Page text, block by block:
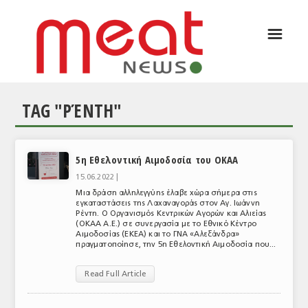
ΕΙΔΗΣΕΙΣ
ΘΕΜΑΤΑ
ΕΥΡΩΠΑΪΚΕΣ ΑΠΟΦΑΣΕΙΣ
☰
TAG "ΡΈΝΤΗ"
5η Εθελοντική Αιμοδοσία του ΟΚΑΑ
15.06.2022 |
Mια δράση αλληλεγγύης έλαβε χώρα σήμερα στις
εγκαταστάσεις της Λαχαναγοράς στον Αγ. Ιωάννη
Ρέντη. Ο Οργανισμός Κεντρικών Αγορών και Αλιείας
(ΟΚΑΑ Α.Ε.) σε συνεργασία με το Εθνικό Κέντρο
Αιμοδοσίας (ΕΚΕΑ) και το ΓΝΑ «Αλεξάνδρα»
πραγματοποίησε, την 5η Εθελοντική Αιμοδοσία που...
Read Full Article